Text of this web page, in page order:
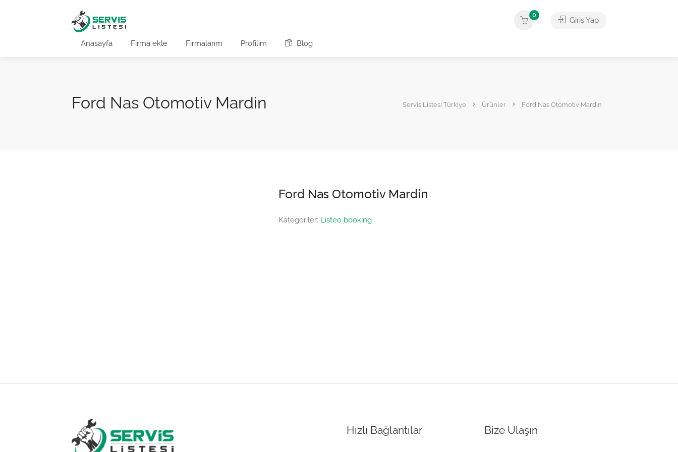
Anasayfa Firma ekle Firmalarım Profilim Blog
0
Giriş Yap
Ford Nas Otomotiv Mardin Servis Listesi Türkiye Ürünler Ford Nas Otomotiv Mardin
Ford Nas Otomotiv Mardin
Kategoriler: Listeo booking
Hızlı Bağlantılar Bize Ulaşın